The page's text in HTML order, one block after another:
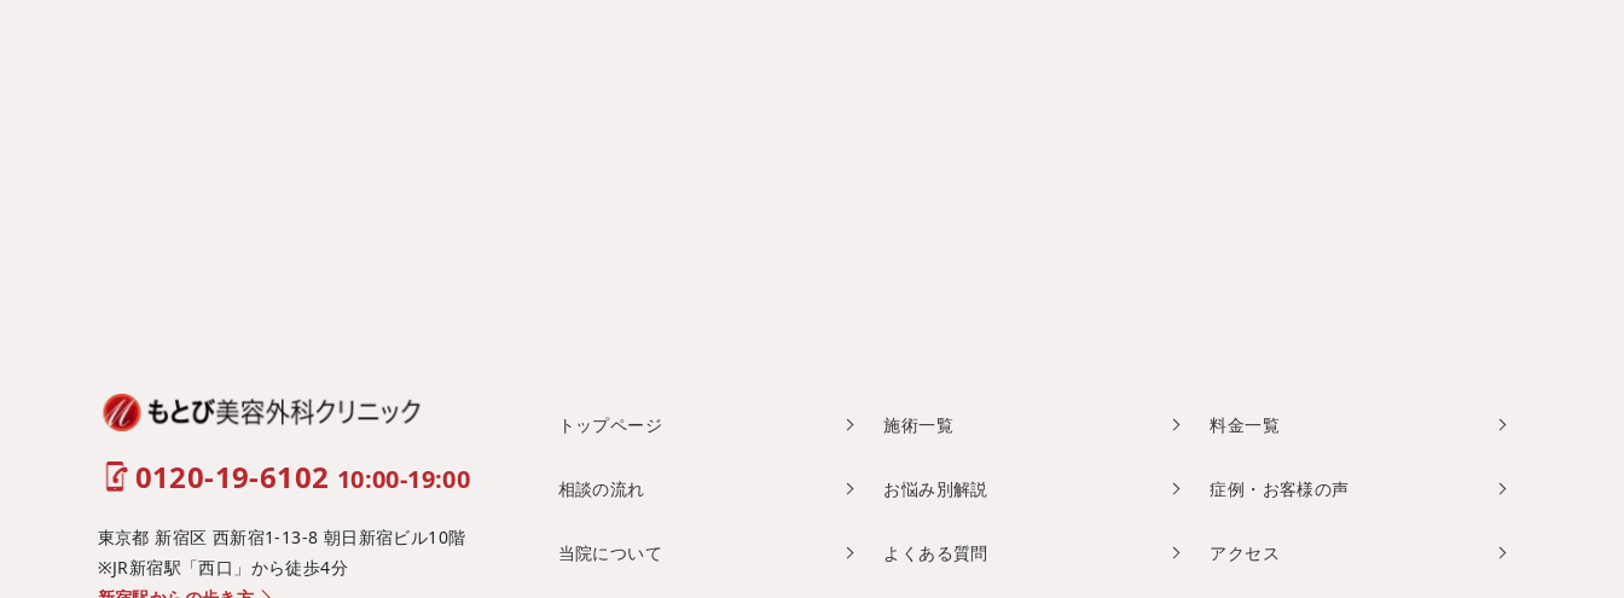
0120-19-6102 10:00-19:00
東京都 新宿区 西新宿1-13-8 朝日新宿ビル10階
※JR新宿駅「西口」から徒歩4分
トップページ 施術一覧 料金一覧
相談の流れ お悩み別解説 症例・お客様の声
当院について よくある質問 アクセス